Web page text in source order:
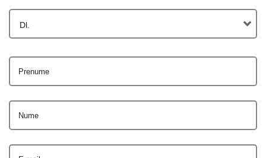
Dl.
Prenume
Nume